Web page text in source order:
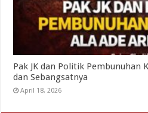
Pak JK dan Politik Pembunuhan
dan Sebangsatnya
April 18, 2026